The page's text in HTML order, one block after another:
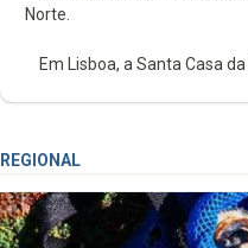
Norte.
Em Lisboa, a Santa Casa
REGIONAL